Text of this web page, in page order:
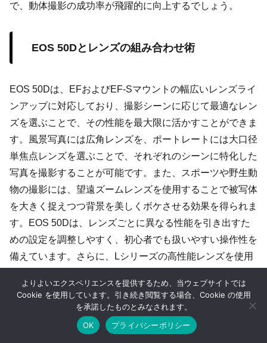
で、動体撮影の成功率が飛躍的に向上するでしょう。
EOS 50Dとレンズの組み合わせ術
EOS 50Dは、EFおよびEF-Sマウントの幅広いレンズライ
ンアップに対応しており、撮影シーンに応じて最適なレン
ズを選ぶことで、その性能を最大限に活かすことができま
す。風景写真には広角レンズを、ポートレートには大口径
単焦点レンズを選ぶことで、それぞれのシーンに特化した
写真を撮影することが可能です。また、スポーツや野生動
物の撮影には、望遠ズームレンズを使用することで被写体
を大きく捉えつつ背景を美しくボケさせる効果を得られま
す。EOS 50Dは、レンズごとに異なる性能を引き出すた
めの設定を調整しやすく、初心者でも扱いやすい操作性を
備えています。さらに、Lシリーズの高性能レンズを使用
ナルの要求にも応えることが可能です。どのレンズを選ぶ
かによって撮影結果が大きく変わるため、EOS 50Dを使
いこなすためには、レンズ選びとその組み合わせ術を習得
シェア 目次へ トップ
よりよいエクスペリエンスを提供するため、当ウェブサイトでは
Cookie を使用しています。引き続き閲覧する場合、Cookie の使用
を承諾したものとみなされます。
OK
プライバシーポリシー